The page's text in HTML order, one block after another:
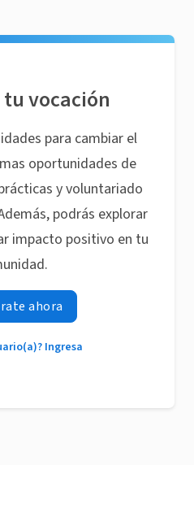
tu vocación
para cambiar el
oportunidades de
y voluntariado
podrás explorar
impacto positivo en tu
ahora
Ingresa